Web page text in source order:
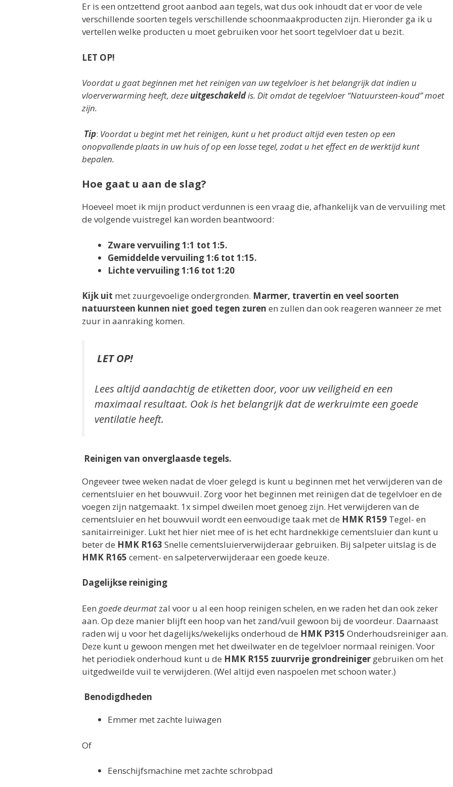
Er is een ontzettend groot aanbod aan tegels, wat dus ook inhoudt dat er voor de vele
verschillende soorten tegels verschillende schoonmaakproducten zijn. Hieronder ga ik u
vertellen welke producten u moet gebruiken voor het soort tegelvloer dat u bezit.
LET OP!
Voordat u gaat beginnen met het reinigen van uw tegelvloer is het belangrijk dat indien u
vloerverwarming heeft, deze uitgeschakeldis. Dit omdat de tegelvloer “Natuursteen-koud” moet
zijn.
Tip: Voordat u begint met het reinigen, kunt u het product altijd even testen op een
onopvallende plaats in uw huis of op een losse tegel, zodat u het effect en de werktijd kunt
bepalen.
Hoe gaat u aan de slag?
Hoeveel moet ik mijn product verdunnen is een vraag die, afhankelijk van de vervuiling met
de volgende vuistregel kan worden beantwoord:
Zware vervuiling 1:1 tot 1:5.
Gemiddelde vervuiling 1:6 tot 1:15.
Lichte vervuiling 1:16 tot 1:20
Kijk uit met zuurgevoelige ondergronden. Marmer, travertin en veel soorten
natuursteen kunnen niet goed tegen zuren en zullen dan ook reageren wanneer ze met
zuur in aanraking komen.
LET OP!
Lees altijd aandachtig de etiketten door, voor uw veiligheid en een
maximaal resultaat. Ook is het belangrijk dat de werkruimte een goede
ventilatie heeft.
Reinigen van onverglaasde tegels.
Ongeveer twee weken nadat de vloer gelegd is kunt u beginnen met het verwijderen van de
cementsluier en het bouwvuil. Zorg voor het beginnen met reinigen dat de tegelvloer en de
voegen zijn natgemaakt. 1x simpel dweilen moet genoeg zijn. Het verwijderen van de
cementsluier en het bouwvuil wordt een eenvoudige taak met de HMK R159 Tegel- en
sanitairreiniger. Lukt het hier niet mee of is het echt hardnekkige cementsluier dan kunt u
beter de HMK R163 Snelle cementsluierverwijderaar gebruiken. Bij salpeter uitslag is de
HMK R165 cement- en salpeterverwijderaar een goede keuze.
Dagelijkse reiniging
Een goede deurmat zal voor u al een hoop reinigen schelen, en we raden het dan ook zeker
aan. Op deze manier blijft een hoop van het zand/vuil gewoon bij de voordeur. Daarnaast
raden wij u voor het dagelijks/wekelijks onderhoud de HMK P315 Onderhoudsreiniger aan.
Deze kunt u gewoon mengen met het dweilwater en de tegelvloer normaal reinigen. Voor
het periodiek onderhoud kunt u de HMK R155 zuurvrije grondreiniger gebruiken om het
uitgedweilde vuil te verwijderen. (Wel altijd even naspoelen met schoon water.)
Benodigdheden
Emmer met zachte luiwagen
Of
Eenschijfsmachine met zachte schrobpad